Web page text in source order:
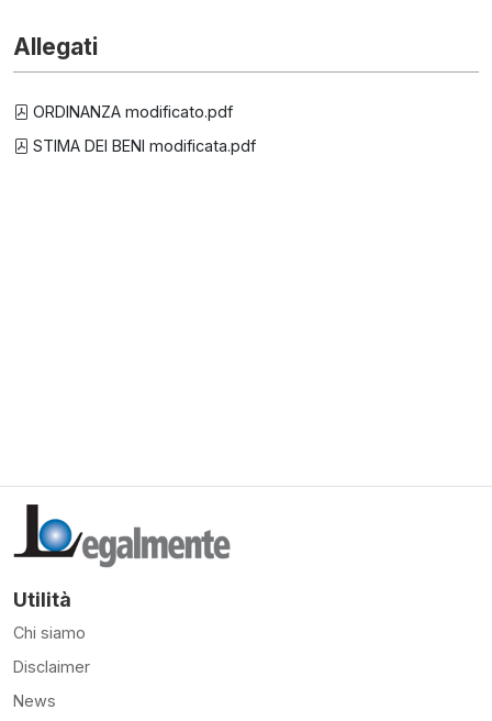
Allegati
ORDINANZA modificato.pdf
STIMA DEI BENI modificata.pdf
Utilità
Chi siamo
Disclaimer
News